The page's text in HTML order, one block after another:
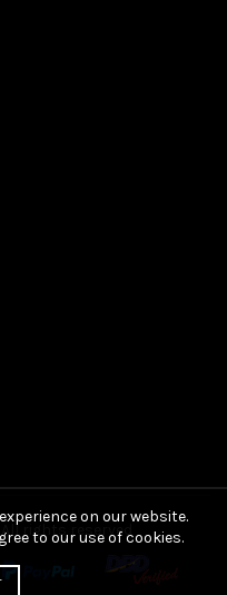
. All rights reserved
on our website.
to our use of cookies.